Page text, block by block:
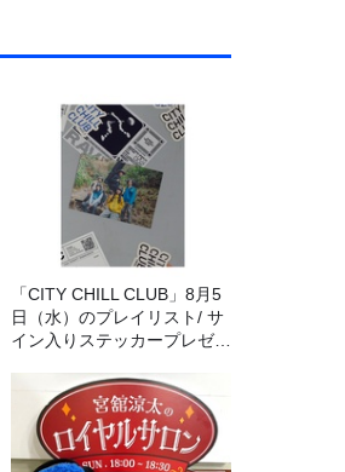
「CITY CHILL CLUB」8月5
日（水）のプレイリスト/ サ
イン入りステッカープレゼン